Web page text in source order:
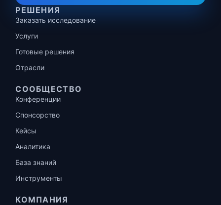
РЕШЕНИЯ
Заказать исследование
Услуги
Готовые решения
Отрасли
СООБЩЕСТВО
Конференции
Спонсорство
Кейсы
Аналитика
База знаний
Инструменты
КОМПАНИЯ